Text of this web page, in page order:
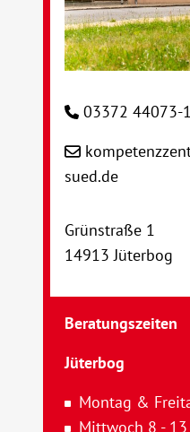
03372 44073-
sued.de
Grünstraße 1
14913 Jüterbog
Beratungszeiten
Jüterbog
Montag &
Mittwoch 8 -